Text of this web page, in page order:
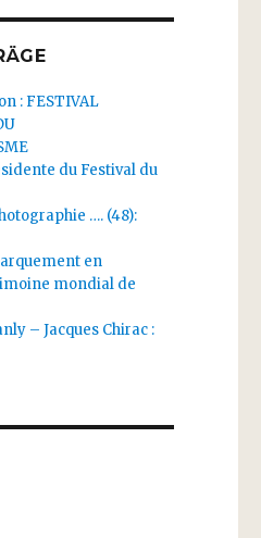
: FESTIVAL
du Festival du
…. (48):
en
mondial de
– Jacques Chirac :